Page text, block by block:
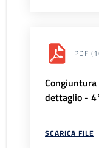
PDF
Congiuntura
dettaglio -
SCARICA FILE